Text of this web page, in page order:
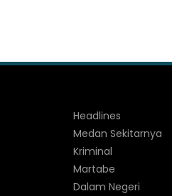
Headlines
Medan Sekitarnya
Kriminal
Martabe
Dalam Negeri